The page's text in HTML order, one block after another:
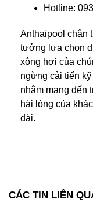
Hotline:
Anthaipool chân
tưởng lựa chọn
xông hơi của
ngừng cải tiến
nhằm mang đến
hài lòng của
dài.
CÁC TIN LIÊN